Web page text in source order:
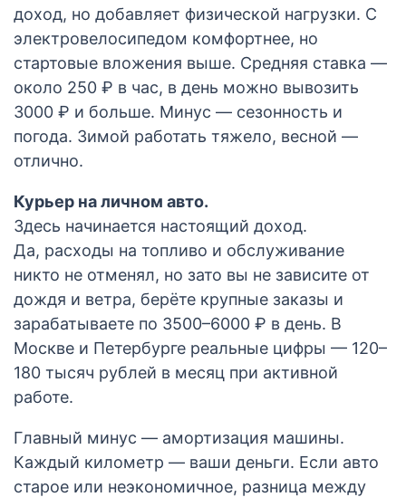
доход, но добавляет физической нагрузки. С
электровелосипедом комфортнее, но
стартовые вложения выше. Средняя ставка —
около 250 ₽ в час, в день можно вывозить
3000 ₽ и больше. Минус — сезонность и
погода. Зимой работать тяжело, весной —
отлично.
Курьер на личном авто.
Здесь начинается настоящий доход.
Да, расходы на топливо и обслуживание
никто не отменял, но зато вы не зависите от
дождя и ветра, берёте крупные заказы и
зарабатываете по 3500–6000 ₽ в день. В
Москве и Петербурге реальные цифры — 120–
180 тысяч рублей в месяц при активной
работе.
Главный минус — амортизация машины.
Каждый километр — ваши деньги. Если авто
старое или неэкономичное, разница между